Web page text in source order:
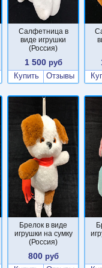
Салфетница в
виде игрушки
(Россия)
1 500руб
Купить
Отзывы
Брелок в виде
игрушки на сумку
(Россия)
800руб